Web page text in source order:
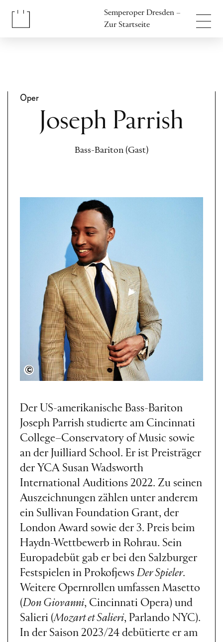
Semperoper Dresden –
Zur Startseite
Oper
Joseph Parrish
Bass-Bariton (Gast)
Shervin Lainez
Der US-amerikanische Bass-Bariton
Joseph Parrish studierte am Cincinnati
College–Conservatory of Music sowie
an der Juilliard School. Er ist Preisträger
der YCA Susan Wadsworth
International Auditions 2022. Zu seinen
Auszeichnungen zählen unter anderem
ein Sullivan Foundation Grant, der
London Award sowie der 3. Preis beim
Haydn-Wettbewerb in Rohrau. Sein
Europadebüt gab er bei den Salzburger
Festspielen in Prokofjews Der Spieler.
Weitere Opernrollen umfassen Masetto
(Don Giovanni, Cincinnati Opera) und
Salieri (Mozart et Salieri, Parlando NYC).
In der Saison 2023/24 debütierte er am